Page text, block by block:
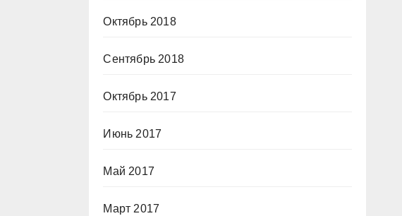
Октябрь 2018
Сентябрь 2018
Октябрь 2017
Июнь 2017
Май 2017
Март 2017